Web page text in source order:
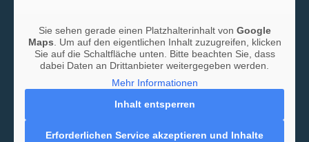
Sie sehen gerade einen Platzhalterinhalt von Google
Maps . Um auf den eigentlichen Inhalt zuzugreifen, klicken
Sie auf die Schaltfläche unten. Bitte beachten Sie, dass
dabei Daten an Drittanbieter weitergegeben werden.
Mehr Informationen
Inhalt entsperren
Erforderlichen Service akzeptieren und Inhalte